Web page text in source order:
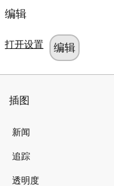
编辑
打开设置
插图
新闻
追踪
透明度